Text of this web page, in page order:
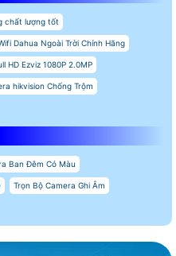
chất lượng tốt
Dahua Ngoài Trời Chính Hãng
HD Ezviz 1080P 2.0MP
hikvision Chống Trộm
Ban Đêm Có Màu
Trọn Bộ Camera Ghi Âm